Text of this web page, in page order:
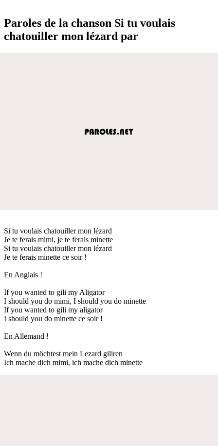
Paroles de la chanson Si tu voulais
chatouiller mon lézard par
Si tu voulais chatouiller mon lézard
Je te ferais mimi, je te ferais minette
Si tu voulais chatouiller mon lézard
Je te ferais minette ce soir !
En Anglais !
If you wanted to gili my Aligator
I should you do mimi, I should you do minette
If you wanted to gili my aligator
I should you do minette ce soir !
En Allemand !
Wenn du möchtest mein Lezard giliren
Ich mache dich mimi, ich mache dich minette